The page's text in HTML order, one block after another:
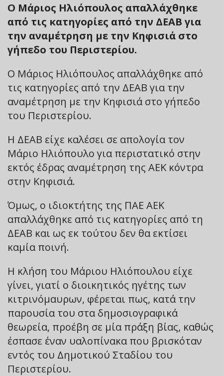
Ο Μάριος Ηλιόπουλος απαλλάχθηκε
από τις κατηγορίες από την ΔΕΑΒ για
την αναμέτρηση με την Κηφισιά στο
γήπεδο του Περιστερίου.
Ο Μάριος Ηλιόπουλος απαλλάχθηκε από
τις κατηγορίες από την ΔΕΑΒ για την
αναμέτρηση με την Κηφισιά στο γήπεδο
του Περιστερίου.
Η ΔΕΑΒ είχε καλέσει σε απολογία τον
Μάριο Ηλιόπουλο για περιστατικό στην
εκτός έδρας αναμέτρηση της ΑΕΚ κόντρα
στην Κηφισιά.
Όμως, ο ιδιοκτήτης της ΠΑΕ ΑΕΚ
απαλλάχθηκε από τις κατηγορίες από τη
ΔΕΑΒ και ως εκ τούτου δεν θα εκτίσει
καμία ποινή.
Η κλήση του Μάριου Ηλιόπουλου είχε
γίνει, γιατί ο διοικητικός ηγέτης των
κιτρινόμαυρων, φέρεται πως, κατά την
παρουσία του στα δημοσιογραφικά
θεωρεία, προέβη σε μία πράξη βίας, καθώς
έσπασε έναν υαλοπίνακα που βρισκόταν
εντός του Δημοτικού Σταδίου του
Περιστερίου.